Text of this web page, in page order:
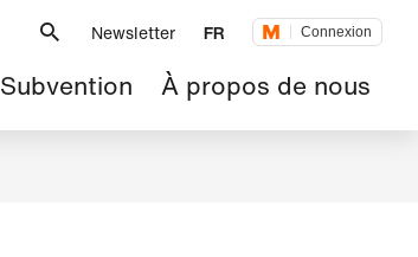
Newsletter FR Connexion
Subvention À propos de nous